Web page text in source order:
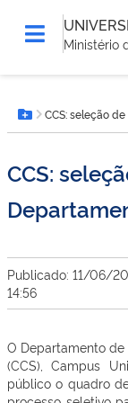
Ministério
está
aqui:Botão Menu
CCS: seleção
CCS:
Publicado: 11/06/
14:56
O Departamento
(CCS), Campus
público o quadro